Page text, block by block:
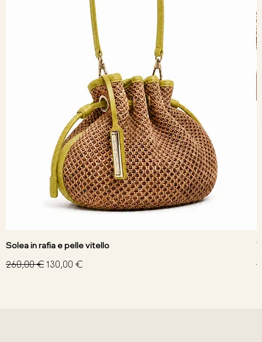
Solea in rafia e pelle vitello
Prezzo regolare
260,00 €Prezzo scontato
130,00 €